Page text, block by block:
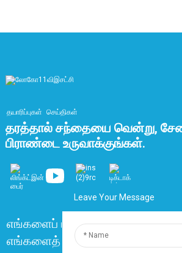
தயாரிப்புகள் செய்திகள்
தரத்தால் சந்தையை வென்று,
பிராண்டை உருவாக்குங்கள்.
எங்களைப் பற்றி அடிக்கடி
எங்களைத் தொடர்பு கொள்ளுங்கள்
Leave Your Message